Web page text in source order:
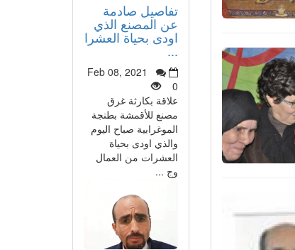
تفاصيل صادمة
عن المصنع الذي
اودى بحياة العشرا
...
Feb 08, 2021
0
علاقة بكارثة غرق
مصنع للأقمشة بطنجة
الموغرابية صباح اليوم
والذي اودى بحياة
العشرات من العمال
وج ...